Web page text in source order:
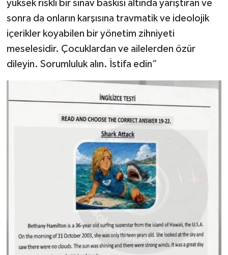
yüksek riskli bir sınav baskısı altında yarıştıran ve
sonra da onların karşısına travmatik ve ideolojik
içerikler koyabilen bir yönetim zihniyeti
meselesidir. Çocuklardan ve ailelerden özür
dileyin. Sorumluluk alın. İstifa edin”